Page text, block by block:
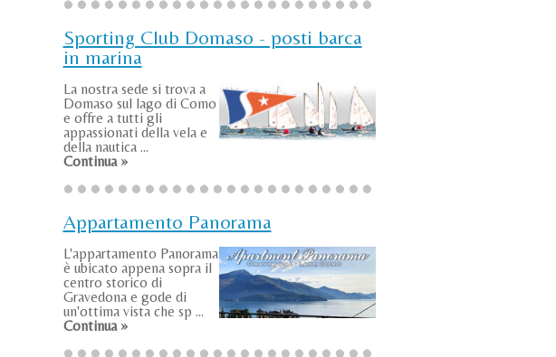
Sporting Club Domaso - posti barca
in marina
La nostra sede si trova a
Domaso sul lago di Como
e offre a tutti gli
appassionati della vela e
della nautica ...
Continua »
Appartamento Panorama
L'appartamento Panorama
è ubicato appena sopra il
centro storico di
Gravedona e gode di
un'ottima vista che sp ...
Continua »